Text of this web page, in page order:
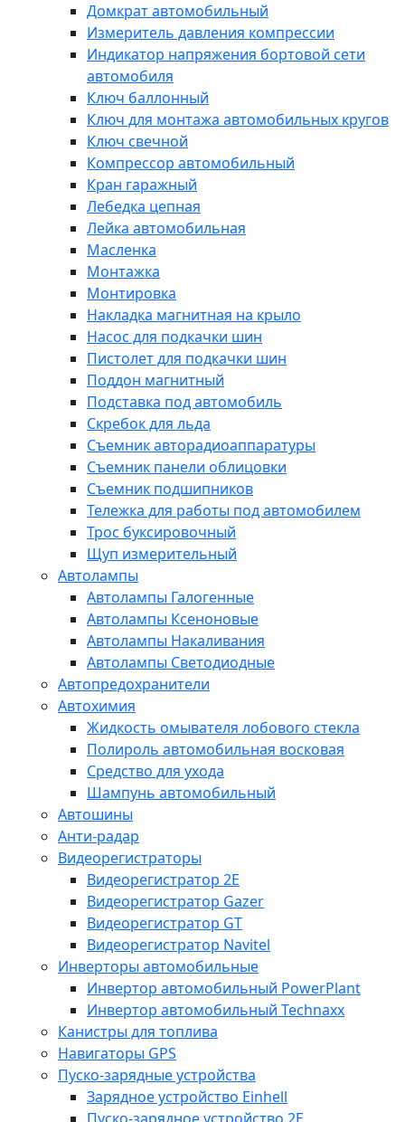
Домкрат автомобильный
Измеритель давления компрессии
Индикатор напряжения бортовой сети
автомобиля
Ключ баллонный
Ключ для монтажа автомобильных кругов
Ключ свечной
Компрессор автомобильный
Кран гаражный
Лебедка цепная
Лейка автомобильная
Масленка
Монтажка
Монтировка
Накладка магнитная на крыло
Насос для подкачки шин
Пистолет для подкачки шин
Поддон магнитный
Подставка под автомобиль
Скребок для льда
Съемник авторадиоаппаратуры
Съемник панели облицовки
Съемник подшипников
Тележка для работы под автомобилем
Трос буксировочный
Щуп измерительный
Автолампы
Автолампы Галогенные
Автолампы Ксеноновые
Автолампы Накаливания
Автолампы Светодиодные
Автопредохранители
Автохимия
Жидкость омывателя лобового стекла
Полироль автомобильная восковая
Средство для ухода
Шампунь автомобильный
Автошины
Анти-радар
Видеорегистраторы
Видеорегистратор 2E
Видеорегистратор Gazer
Видеорегистратор GT
Видеорегистратор Navitel
Инверторы автомобильные
Инвертор автомобильный PowerPlant
Инвертор автомобильный Technaxx
Канистры для топлива
Навигаторы GPS
Пуско-зарядные устройства
Зарядное устройство Einhell